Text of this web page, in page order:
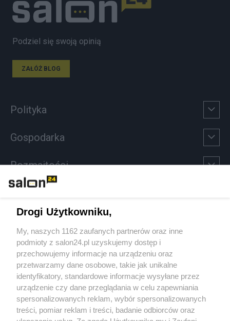
Podziel się swoją opinią
ZAŁÓŻ BLOG
Polityka
Gospodarka
Rozmaitości
Sport
Społeczeństwo
Kultura
Drogi Użytkowniku,
My, naszych 1162 zaufanych partnerów oraz inne
podmioty z salon24.pl uzyskujemy dostęp i
przechowujemy informacje na urządzeniu oraz
przetwarzamy dane osobowe, takie jak unikalne
identyfikatory, standardowe informacje wysyłane przez
urządzenie czy dane przeglądania w celu zapewniania
spersonalizowanych reklam, wybór spersonalizowanych
treści, pomiar reklam i treści, badanie odbiorców oraz